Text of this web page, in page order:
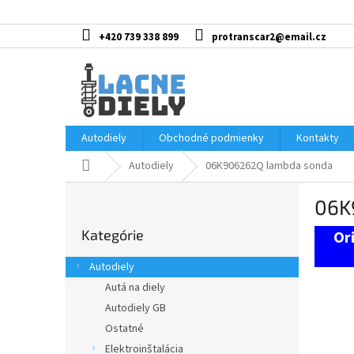
na
+420 739 338 899 protranscar2@email.cz
Autodiely Obchodné podmienky Kontakty
DomovAutodiely 06K906262Q lambda sonda
ý
p
kategórie
Kategórie
Autodiely
Autá na diely
Autodiely GB
Ostatné
Elektroinštalácia